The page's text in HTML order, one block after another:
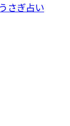
さぎ占い